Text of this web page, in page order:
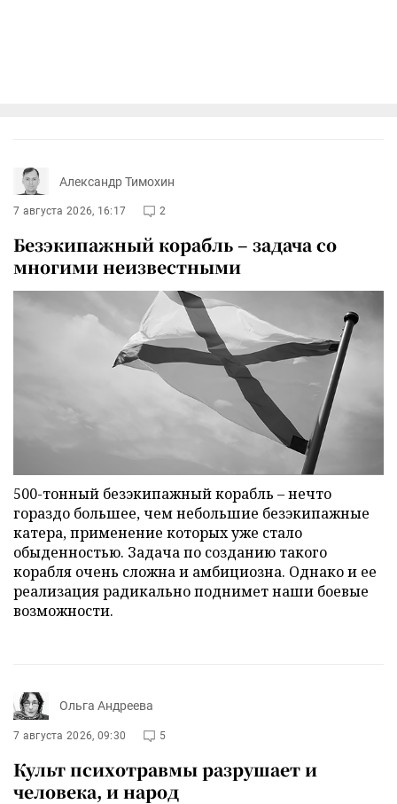
Александр Тимохин
7 августа 2026, 16:17 2
Безэкипажный корабль – задача со
многими неизвестными
500-тонный безэкипажный корабль – нечто
гораздо большее, чем небольшие безэкипажные
катера, применение которых уже стало
обыденностью. Задача по созданию такого
корабля очень сложна и амбициозна. Однако и ее
реализация радикально поднимет наши боевые
возможности.
Ольга Андреева
7 августа 2026, 09:30 5
Культ психотравмы разрушает и
человека, и народ